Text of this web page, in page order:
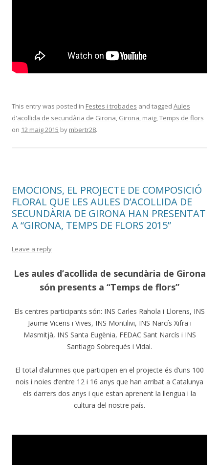
This entry was posted in Festes i trobades and tagged Aules
d'acollida de secundària de Girona Girona maig Temps de flors
on 12 maig 2015 by mbertr28.
EMOCIONS, EL PROJECTE DE COMPOSICIÓ
FLORAL QUE LES AULES D’ACOLLIDA DE
SECUNDÀRIA DE GIRONA HAN PRESENTAT
A “GIRONA, TEMPS DE FLORS 2015”
Leave a reply
Les aules d’acollida de secundària de Girona
són presents a “Temps de flors”
Els centres participants són: INS Carles Rahola i Llorens, INS
Jaume Vicens i Vives, INS Montilivi, INS Narcís Xifra i
Masmitjà, INS Santa Eugènia, FEDAC Sant Narcís i INS
Santiago Sobrequés i Vidal.
El total d’alumnes que participen en el projecte és d’uns 100
nois i noies d’entre 12 i 16 anys que han arribat a Catalunya
els darrers dos anys i que estan aprenent la llengua i la
cultura del nostre país.